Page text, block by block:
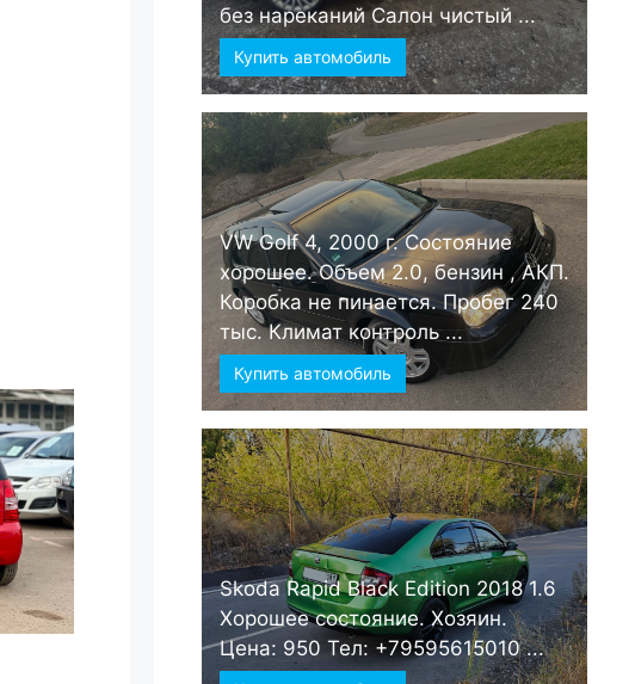
без нареканий Салон чистый ...
Купить автомобиль
VW Golf 4, 2000 г. Состояние
хорошее. Объем 2.0, бензин , АКП.
Коробка не пинается. Пробег 240
тыс. Климат контроль ...
Купить автомобиль
Skoda Rapid Black Edition 2018 1.6
Хорошее состояние. Хозяин.
Цена: 950 Тел: +79595615010 ...